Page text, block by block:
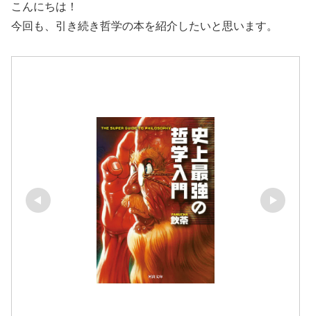
こんにちは！
今回も、引き続き哲学の本を紹介したいと思います。